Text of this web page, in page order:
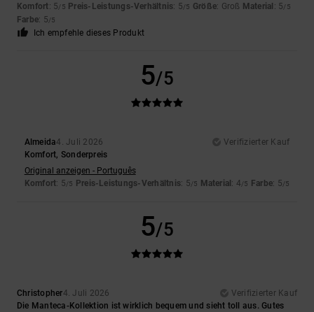
Komfort: 5/5 Preis-Leistungs-Verhältnis: 5/5 Größe: Groß Material : 5/5
Farbe: 5/5
Ich empfehle dieses Produkt
5/5
Almeida4. Juli 2026
Verifizierter Kauf
Komfort, Sonderpreis
Original anzeigen - Português
Komfort: 5/5 Preis-Leistungs-Verhältnis: 5/5 Material : 4/5 Farbe: 5/5
5/5
Christopher4. Juli 2026
Verifizierter Kauf
Die Manteca-Kollektion ist wirklich bequem und sieht toll aus. Gutes